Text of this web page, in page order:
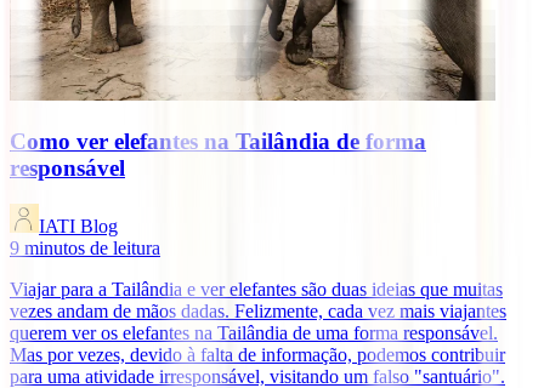
Como ver elefantes na Tailândia de forma
responsável
IATI Blog
9 minutos de leitura
Viajar para a Tailândia e ver elefantes são duas ideias que muitas
vezes andam de mãos dadas. Felizmente, cada vez mais viajantes
querem ver os elefantes na Tailândia de uma forma responsável.
Mas por vezes, devido à falta de informação, podemos contribuir
para uma atividade irresponsável, visitando um falso "santuário".